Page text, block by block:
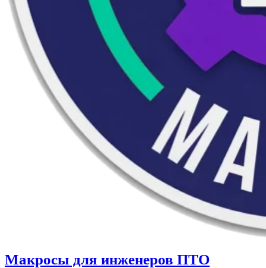
Макросы для инженеров ПТО